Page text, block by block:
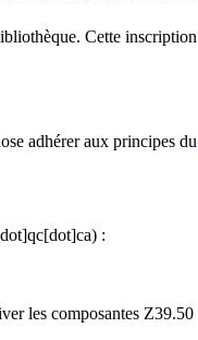
Cette
adhérer aux principes du
:
les composantes